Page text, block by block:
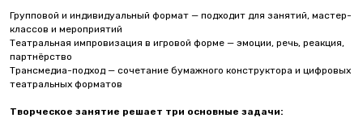
Групповой и индивидуальный формат — подходит для занятий, мастер-
классов и мероприятий
Театральная импровизация в игровой форме — эмоции, речь, реакция,
партнёрство
Трансмедиа-подход — сочетание бумажного конструктора и цифровых
театральных форматов
Творческое занятие решает три основные задачи: